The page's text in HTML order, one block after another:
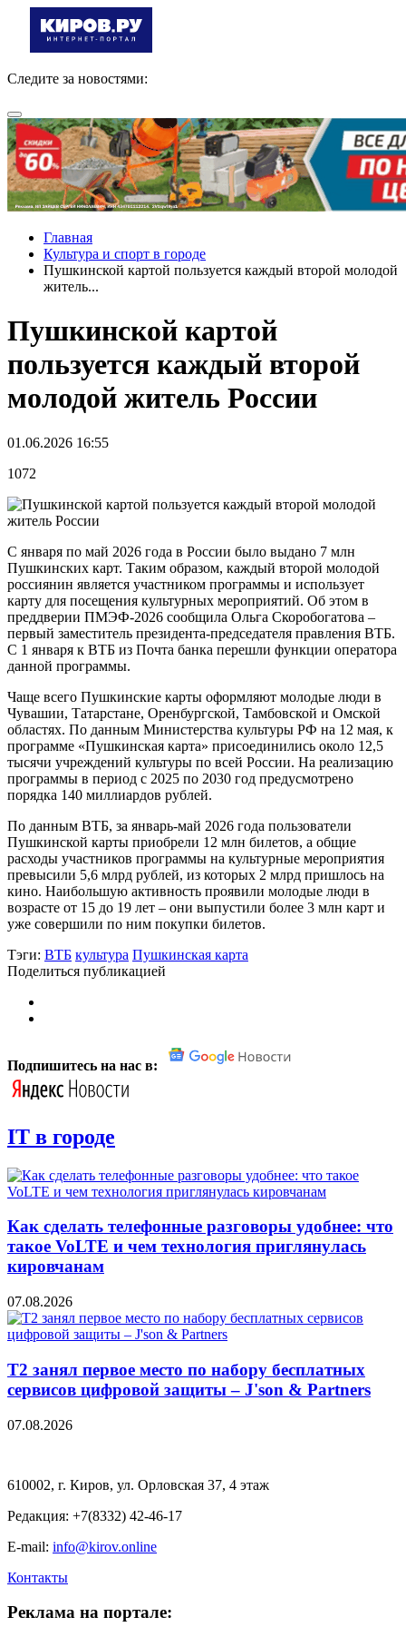
Следите за новостями:
Главная
Культура и спорт в городе
Пушкинской картой пользуется каждый второй молодой
житель...
Пушкинской картой
пользуется каждый второй
молодой житель России
01.06.2026 16:55
1072
С января по май 2026 года в России было выдано 7 млн
Пушкинских карт. Таким образом, каждый второй молодой
россиянин является участником программы и использует
карту для посещения культурных мероприятий. Об этом в
преддверии ПМЭФ-2026 сообщила Ольга Скоробогатова –
первый заместитель президента-председателя правления ВТБ.
С 1 января к ВТБ из Почта банка перешли функции оператора
данной программы.
Чаще всего Пушкинские карты оформляют молодые люди в
Чувашии, Татарстане, Оренбургской, Тамбовской и Омской
областях. По данным Министерства культуры РФ на 12 мая, к
программе «Пушкинская карта» присоединились около 12,5
тысячи учреждений культуры по всей России. На реализацию
программы в период с 2025 по 2030 год предусмотрено
порядка 140 миллиардов рублей.
По данным ВТБ, за январь-май 2026 года пользователи
Пушкинской карты приобрели 12 млн билетов, а общие
расходы участников программы на культурные мероприятия
превысили 5,6 млрд рублей, из которых 2 млрд пришлось на
кино. Наибольшую активность проявили молодые люди в
возрасте от 15 до 19 лет – они выпустили более 3 млн карт и
уже совершили по ним покупки билетов.
Тэги: ВТБ культура Пушкинская карта
Поделиться публикацией
Подпишитесь на нас в:
IT в городе
Как сделать телефонные разговоры удобнее: что
такое VoLTE и чем технология приглянулась
кировчанам
07.08.2026
Т2 занял первое место по набору бесплатных
сервисов цифровой защиты – J'son & Partners
07.08.2026
610002, г. Киров, ул. Орловская 37, 4 этаж
Редакция: +7(8332) 42-46-17
E-mail: info@kirov.online
Контакты
Реклама на портале: